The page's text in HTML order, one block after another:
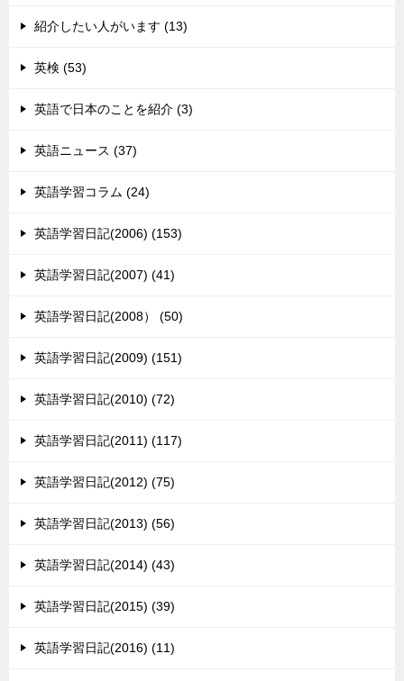
紹介したい人がいます (13)
英検 (53)
英語で日本のことを紹介 (3)
英語ニュース (37)
英語学習コラム (24)
英語学習日記(2006) (153)
英語学習日記(2007) (41)
英語学習日記(2008） (50)
英語学習日記(2009) (151)
英語学習日記(2010) (72)
英語学習日記(2011) (117)
英語学習日記(2012) (75)
英語学習日記(2013) (56)
英語学習日記(2014) (43)
英語学習日記(2015) (39)
英語学習日記(2016) (11)